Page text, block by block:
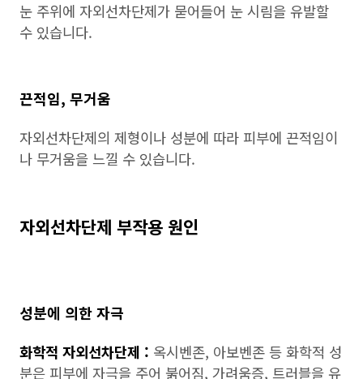
눈 주위에 자외선차단제가 묻어들어 눈 시림을 유발할
수 있습니다.
끈적임, 무거움
자외선차단제의 제형이나 성분에 따라 피부에 끈적임이
나 무거움을 느낄 수 있습니다.
자외선차단제 부작용 원인
성분에 의한 자극
화학적 자외선차단제 : 옥시벤존, 아보벤존 등 화학적 성
분은 피부에 자극을 주어 붉어짐, 가려움증, 트러블을 유